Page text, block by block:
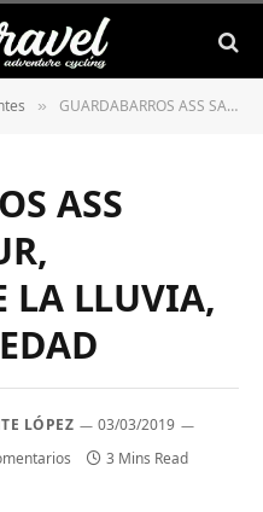
» GUARDABARROS ASS SAVERS DETOUR, PROTÉGETE DE LA LLUVIA, BARRO Y SUCIEDAD
ASS
LA LLUVIA,
LÓPEZ
03/03/2019
3 Mins Read